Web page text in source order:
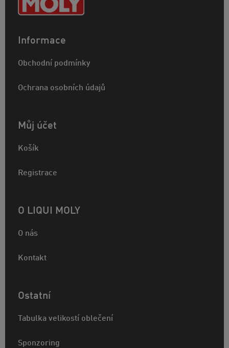
Informace
Obchodní podmínky
Ochrana osobních údajů
Můj účet
Košík
Registrace
O LIQUI MOLY
O nás
Kontakt
Ostatní
Tabulka velikostí oblečení
Sponzoring